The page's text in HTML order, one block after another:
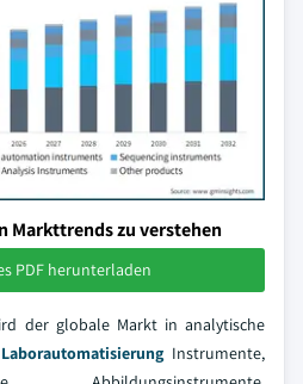
Markttrends zu verstehen
PDF herunterladen
der globale Markt in analytische
Laborautomatisierung Instrumente,